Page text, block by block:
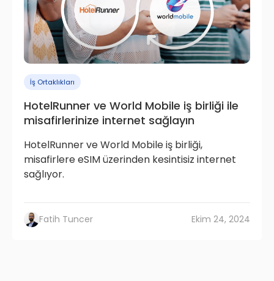
İş Ortaklıkları
HotelRunner ve World Mobile iş birliği ile
misafirlerinize internet sağlayın
HotelRunner ve World Mobile iş birliği,
misafirlere eSIM üzerinden kesintisiz internet
sağlıyor.
Fatih Tuncer Ekim 24, 2024